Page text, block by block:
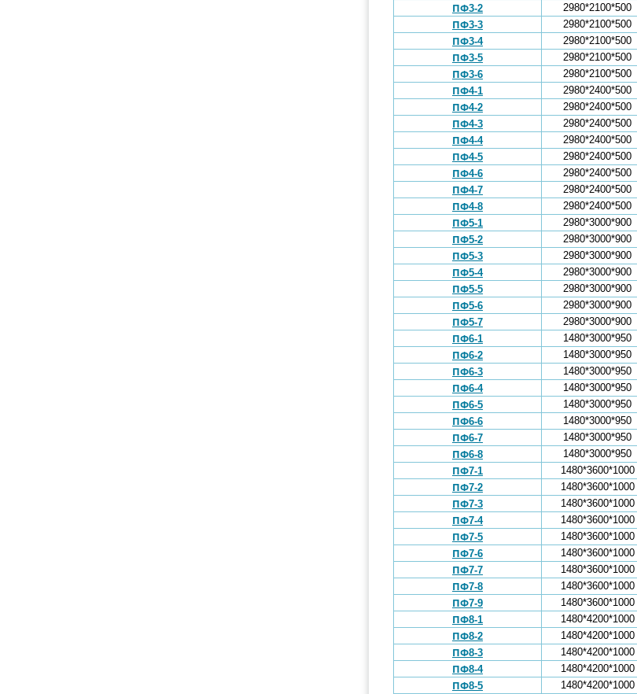
ПФ3-2
2980*2100*500
ПФ3-3
2980*2100*500
ПФ3-4
2980*2100*500
ПФ3-5
2980*2100*500
ПФ3-6
2980*2100*500
ПФ4-1
2980*2400*500
ПФ4-2
2980*2400*500
ПФ4-3
2980*2400*500
ПФ4-4
2980*2400*500
ПФ4-5
2980*2400*500
ПФ4-6
2980*2400*500
ПФ4-7
2980*2400*500
ПФ4-8
2980*2400*500
ПФ5-1
2980*3000*900
ПФ5-2
2980*3000*900
ПФ5-3
2980*3000*900
ПФ5-4
2980*3000*900
ПФ5-5
2980*3000*900
ПФ5-6
2980*3000*900
ПФ5-7
2980*3000*900
ПФ6-1
1480*3000*950
ПФ6-2
1480*3000*950
ПФ6-3
1480*3000*950
ПФ6-4
1480*3000*950
ПФ6-5
1480*3000*950
ПФ6-6
1480*3000*950
ПФ6-7
1480*3000*950
ПФ6-8
1480*3000*950
ПФ7-1
1480*3600*1000
ПФ7-2
1480*3600*1000
ПФ7-3
1480*3600*1000
ПФ7-4
1480*3600*1000
ПФ7-5
1480*3600*1000
ПФ7-6
1480*3600*1000
ПФ7-7
1480*3600*1000
ПФ7-8
1480*3600*1000
ПФ7-9
1480*3600*1000
ПФ8-1
1480*4200*1000
ПФ8-2
1480*4200*1000
ПФ8-3
1480*4200*1000
ПФ8-4
1480*4200*1000
ПФ8-5
1480*4200*1000